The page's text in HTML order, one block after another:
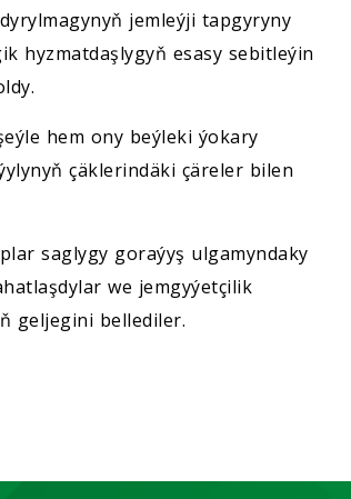
jemleýji tapgyryny
hyzmatdaşlygyň esasy sebitleýin
hem ony beýleki ýokary
çäklerindäki çäreler bilen
saglygy goraýyş ulgamyndaky
we jemgyýetçilik
geljegini bellediler.